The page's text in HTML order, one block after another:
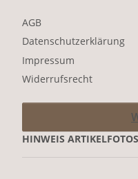
AGB
Datenschutzerklärung
Impressum
Widerrufsrecht
HINWEIS ARTIKELFOTOS